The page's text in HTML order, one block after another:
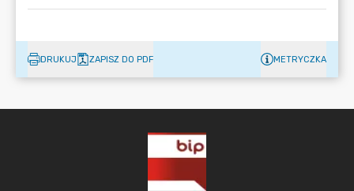
DRUKUJ ZAPISZ DO PDF METRYCZKA